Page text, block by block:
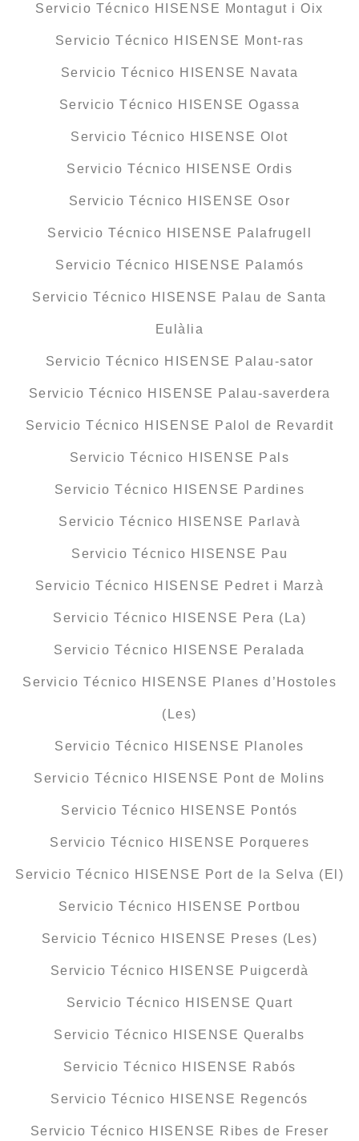
Servicio Técnico HISENSE Montagut i Oix
Servicio Técnico HISENSE Mont-ras
Servicio Técnico HISENSE Navata
Servicio Técnico HISENSE Ogassa
Servicio Técnico HISENSE Olot
Servicio Técnico HISENSE Ordis
Servicio Técnico HISENSE Osor
Servicio Técnico HISENSE Palafrugell
Servicio Técnico HISENSE Palamós
Servicio Técnico HISENSE Palau de Santa
Eulàlia
Servicio Técnico HISENSE Palau-sator
Servicio Técnico HISENSE Palau-saverdera
Servicio Técnico HISENSE Palol de Revardit
Servicio Técnico HISENSE Pals
Servicio Técnico HISENSE Pardines
Servicio Técnico HISENSE Parlavà
Servicio Técnico HISENSE Pau
Servicio Técnico HISENSE Pedret i Marzà
Servicio Técnico HISENSE Pera (La)
Servicio Técnico HISENSE Peralada
Servicio Técnico HISENSE Planes d’Hostoles
(Les)
Servicio Técnico HISENSE Planoles
Servicio Técnico HISENSE Pont de Molins
Servicio Técnico HISENSE Pontós
Servicio Técnico HISENSE Porqueres
Servicio Técnico HISENSE Port de la Selva (El)
Servicio Técnico HISENSE Portbou
Servicio Técnico HISENSE Preses (Les)
Servicio Técnico HISENSE Puigcerdà
Servicio Técnico HISENSE Quart
Servicio Técnico HISENSE Queralbs
Servicio Técnico HISENSE Rabós
Servicio Técnico HISENSE Regencós
Servicio Técnico HISENSE Ribes de Freser